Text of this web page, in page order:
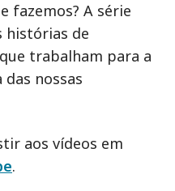
fazemos? A série
histórias de
trabalham para a
nossas
aos vídeos em
.